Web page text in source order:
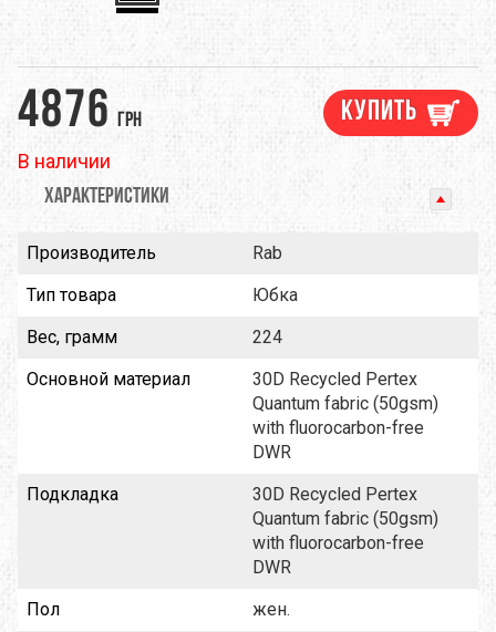
4876 грн
В наличии
Купить
ХАРАКТЕРИСТИКИ
Производитель
Rab
Тип товара
Юбка
Вес, грамм
224
Основной материал
30D Recycled Pertex
Quantum fabric (50gsm)
with fluorocarbon-free
DWR
Подкладка
30D Recycled Pertex
Quantum fabric (50gsm)
with fluorocarbon-free
DWR
Пол
жен.